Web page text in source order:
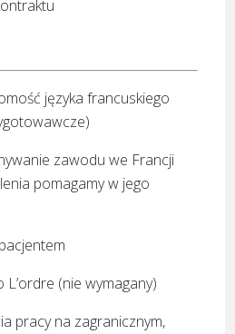
języka francuskiego
zawodu we Francji
pomagamy w jego
(nie wymagany)
pracy na zagranicznym,